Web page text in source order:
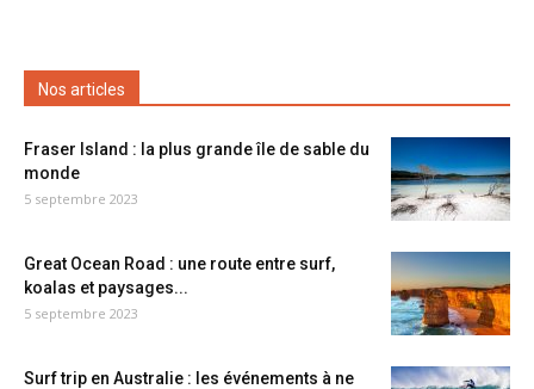
Nos articles
Fraser Island : la plus grande île de sable du
monde
5 septembre 2023
Great Ocean Road : une route entre surf,
koalas et paysages...
5 septembre 2023
Surf trip en Australie : les événements à ne